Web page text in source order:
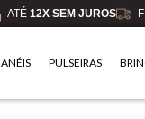
ATÉ 12X SEM JUROS
ANÉIS PULSEIRAS